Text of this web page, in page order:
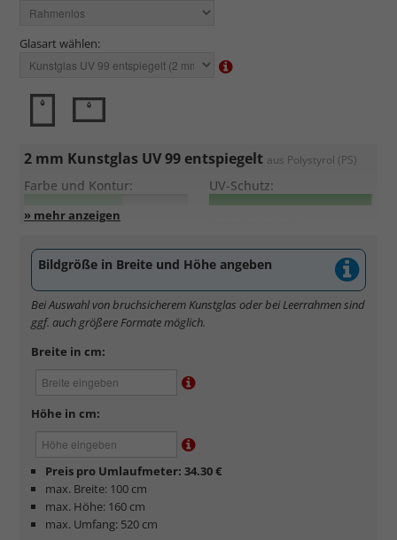
Glasart wählen:
2 mm Kunstglas UV 99 entspiegelt aus Polystyrol (PS)
Farbe und Kontur: UV-Schutz:
Entspiegelung:
Sehr leicht und bruchsicher, daher auch für große Formate
MaximalerUV Schutz von 99%gegen frühzeiges Verblassen
der Farben.
Einseitig mattiert
Sehr kratzempfindlich
, daher Schutzfolie auf beiden Seiten,
die abgezogen werden muss.
Partikel angezogen.
Mattiertes Antireflexglas istnicht für Passepartouts und
Distanzrahmen geeignet
Bild wird dieses Glas milchig.
Bildgröße in Breite und Höhe angeben
Bei Auswahl von bruchsicherem Kunstglas oder bei Leerrahmen sind
ggf. auch größere Formate möglich.
Breite in cm:
Höhe in cm:
Preis pro Umlaufmeter: 34.30 €
max. Breite: 100 cm
max. Höhe: 160 cm
max. Umfang: 520 cm